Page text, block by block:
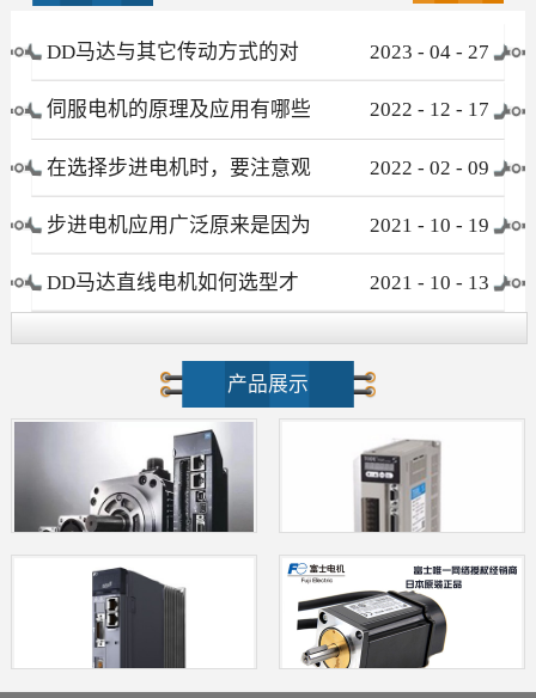
DD马达与其它传动方式的对
比
2023 - 04 - 27
伺服电机的原理及应用有哪些 2022 - 12 - 17
在选择步进电机时，要注意观
察这些要素
2022 - 02 - 09
步进电机应用广泛原来是因为
这个优点！
2021 - 10 - 19
DD马达直线电机如何选型才
不会被忽悠?
2021 - 10 - 13
产品展示